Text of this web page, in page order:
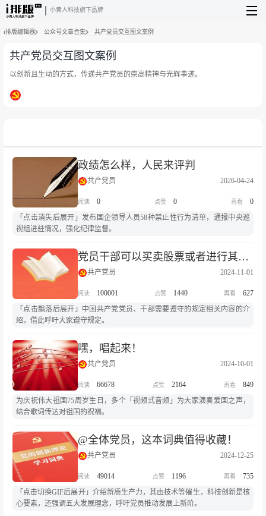
小黄人科技旗下品牌
i排版编辑器 公众号文章合集 共产党员交互图文案例
共产党员交互图文案例
以创新且生动的方式，传递共产党员的崇高精神与光辉事迹。
政绩怎么样，人民来评判
共产党员 2026-04-24
0 0
0
「点击消失后展开」发布国企领导人员58种禁止性行为清单，通报中央巡
视组进驻情况，强化纪律监督。
党员干部可以买卖股票或者进行其他证券投资吗
共产党员 2024-11-01
100001 1440
627
「点击飘落后展开」中国共产党党员、干部需要遵守的规定相关内容的介
绍，借此呼吁大家遵守规定。
嘿，唱起来！
共产党员 2024-10-01
66678 2164
849
为庆祝伟大祖国75周岁生日，多个「视频式音频」为大家演奏爱国之声，
结合歌词传达对祖国的祝福。
@全体党员，这本词典值得收藏！
共产党员 2024-12-25
49014 1196
735
「点击切换GIF后展开」介绍新质生产力，其由技术等催生，科技创新是核
心要素，还强调五大发展理念，呼吁党员推动发展上新阶。